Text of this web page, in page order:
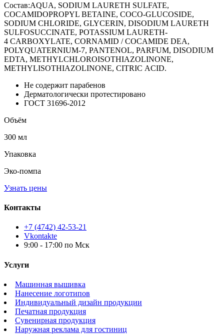
Состав:AQUA, SODIUM LAURETH SULFATE,
COCAMIDOPROPYL BETAINE, COCO-GLUCOSIDE,
SODIUM CHLORIDE, GLYCERIN, DISODIUM LAURETH
SULFOSUCCINATE, POTASSIUM LAURETH-
4 CARBOXYLATE, CORNAMID / COCAMIDE DEA,
POLYQUATERNIUM-7, PANTENOL, PARFUM, DISODIUM
EDTA, METHYLCHLOROISOTHIAZOLINONE,
METHYLISOTHIAZOLINONE, CITRIC ACID.
Не содержит парабенов
Дерматологически протестировано
ГОСТ 31696-2012
Объём
300 мл
Упаковка
Эко-помпа
Узнать цены
Контакты
+7 (4742) 42-53-21
Vkontakte
9:00 - 17:00 по Мск
Услуги
Машинная вышивка
Нанесение логотипов
Индивидуальный дизайн продукции
Печатная продукция
Сувенирная продукция
Наружная реклама для гостиниц